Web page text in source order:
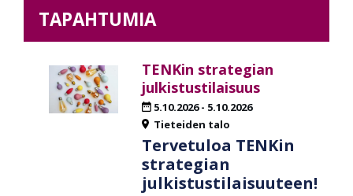
TAPAHTUMIA
TENKin strategian
julkistustilaisuus
5.10.2026- 5.10.2026
Tieteiden talo
Tervetuloa TENKin
strategian
julkistustilaisuuteen!